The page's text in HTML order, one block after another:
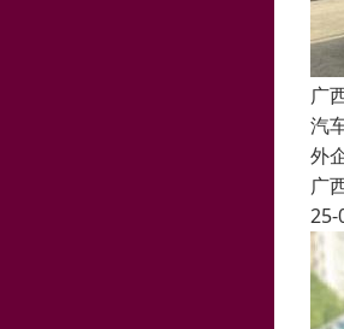
广
汽
外
广
25-